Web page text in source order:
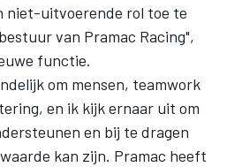
niet-uitvoerende rol toe te
van Pramac Racing",
functie.
om mensen, teamwork
en ik kijk ernaar uit om
en bij te dragen
kan zijn. Pramac heeft